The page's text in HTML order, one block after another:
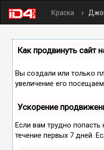
Краска
Как продвинуть сайт
Вы создали или только
увеличение его
Ускорение
Если вам трудно попасть
течение первых 7 дней.